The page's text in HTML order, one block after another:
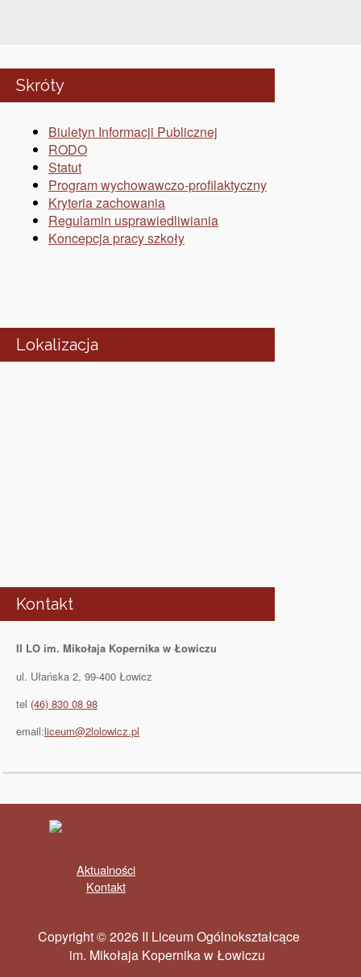
Skróty
Biuletyn Informacji Publicznej
RODO
Statut
Program wychowawczo-profilaktyczny
Kryteria zachowania
Regulamin usprawiedliwiania
Koncepcja pracy szkoły
Lokalizacja
Kontakt
II LO im. Mikołaja Kopernika w Łowiczu
ul. Ułańska 2, 99-400 Łowicz
tel (46) 830 08 98
email:liceum@2lolowicz.pl
Aktualności
Kontakt
Copyright © 2026 II Liceum Ogólnokształcące
im. Mikołaja Kopernika w Łowiczu